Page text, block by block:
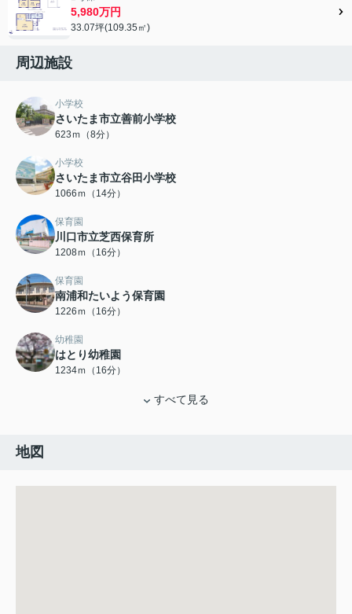
5,980万円
33.07坪(109.35㎡)
周辺施設
小学校
さいたま市立善前小学校
623ｍ（8分）
小学校
さいたま市立谷田小学校
1066ｍ（14分）
保育園
川口市立芝西保育所
1208ｍ（16分）
保育園
南浦和たいよう保育園
1226ｍ（16分）
幼稚園
はとり幼稚園
1234ｍ（16分）
すべて見る
地図